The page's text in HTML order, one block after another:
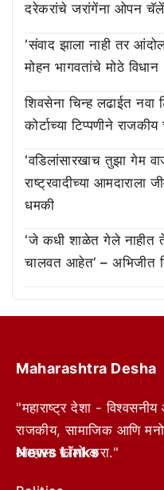
दरेकरांचे जरांगेंना ओपन
‘संवाद झाला नाही तर
मोहन भागवतांचे मोठे विधान
शिवसेना चिन्ह लढाईत नवा
कोर्टाच्या टिप्पणीने
‘वडिलांसारखाच तुझा गेम
राष्ट्रवादीच्या आमदाराला
धमकी
‘जे कधी शाळेत गेले नाहीत
चालवत आहेत’ – अभिजीत
Maharashtra Desha
"महाराष्ट्र देशा -
राजकीय, सामाजिक आणि
आम्हाला फॉलो करा."
News Links